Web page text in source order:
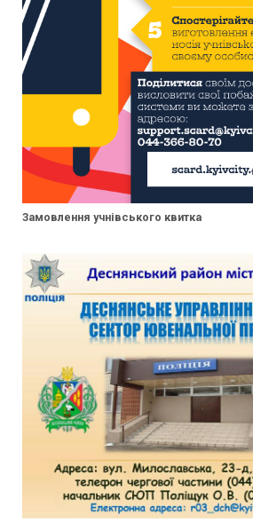
Замовлення учнівського квитка